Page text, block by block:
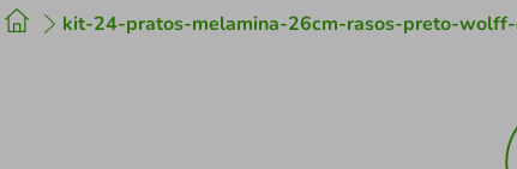
kit-24-pratos-melamina-26cm-rasos-preto-
2º cafeteira